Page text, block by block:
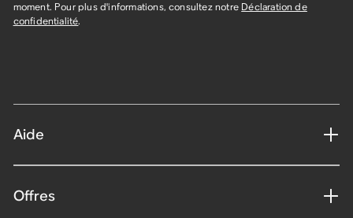
moment. Pour plus d'informations, consultez notre Déclaration de
confidentialité.
Aide
Offres